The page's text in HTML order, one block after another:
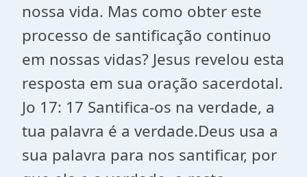
nossa vida. Mas como obter este
processo de santificação continuo
em nossas vidas? Jesus revelou esta
resposta em sua oração sacerdotal.
Jo 17: 17 Santifica-os na verdade, a
tua palavra é a verdade.Deus usa a
sua palavra para nos santificar, por